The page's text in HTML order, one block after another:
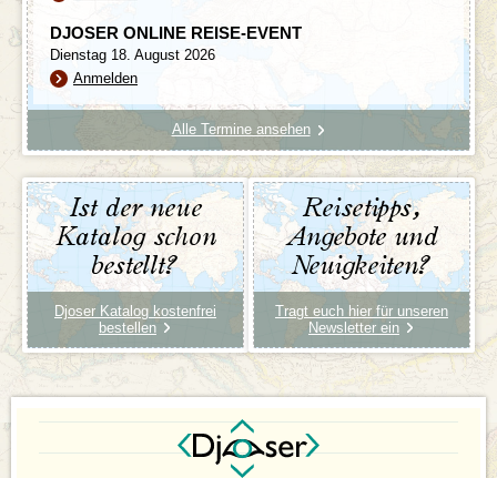
DJOSER ONLINE REISE-EVENT
Dienstag 18. August 2026
Anmelden
Alle Termine ansehen
Ist der neue
Katalog schon
bestellt?
Djoser Katalog kostenfrei
bestellen
Reisetipps,
Angebote und
Neuigkeiten?
Tragt euch hier für unseren
Newsletter ein